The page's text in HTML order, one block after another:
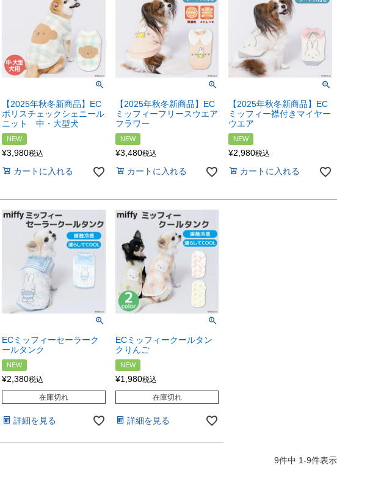
【2025年秋冬新商品】EC
ボリスチェックシェニール
ニット 中・大型犬
NEW
¥3,980税込
カートに入れる
【2025年秋冬新商品】EC
ミッフィーフリースウエア
フラワー
NEW
¥3,480税込
カートに入れる
【2025年秋冬新商品】EC
ミッフィー襟付きマイヤー
ウエア
NEW
¥2,980税込
カートに入れる
ECミッフィーセーラーク
ールタンク
NEW
¥2,380税込
在庫切れ
詳細を見る
ECミッフィークールタン
クりんご
NEW
¥1,980税込
在庫切れ
詳細を見る
9件中 1-9件表示